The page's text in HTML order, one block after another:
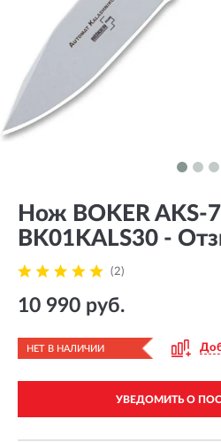
Нож BOKER AKS-
BK01KALS30 -
(2)
10 990 руб.
НЕТ В НАЛИЧИИ
УВЕДОМИТЬ О